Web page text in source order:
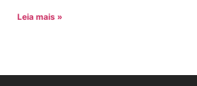
Leia mais »